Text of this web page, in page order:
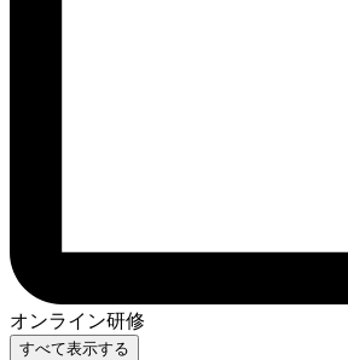
オンライン研修
すべて表示する